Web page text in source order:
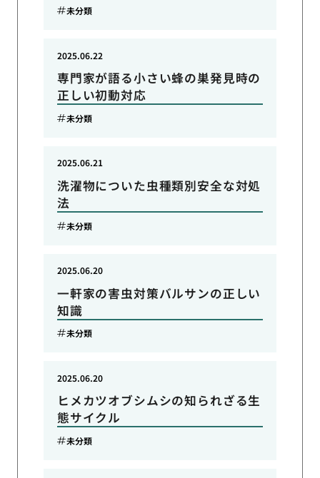
未分類
専門家が語る小さい蜂の巣発見時の
正しい初動対応
2025.06.22
未分類
洗濯物についた虫種類別安全な対処
法
2025.06.21
未分類
一軒家の害虫対策バルサンの正しい
知識
2025.06.20
未分類
ヒメカツオブシムシの知られざる生
態サイクル
2025.06.20
未分類